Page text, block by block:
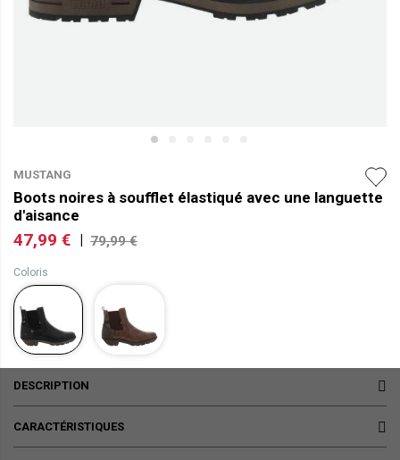
MUSTANG
Boots noires à soufflet élastiqué avec une languette
d'aisance
47,99 € 79,99 €
Coloris
DESCRIPTION
CARACTÉRISTIQUES